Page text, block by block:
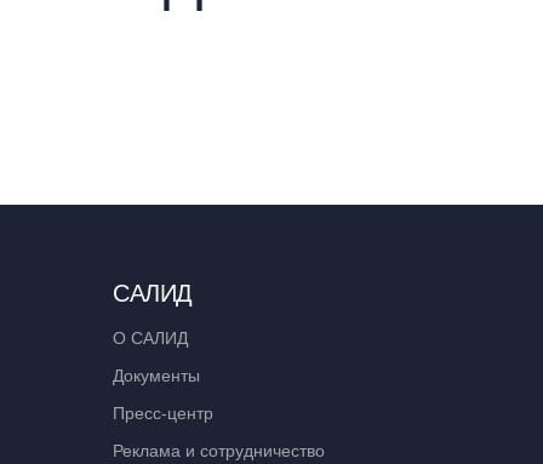
САЛИД
О САЛИД
Документы
Пресс-центр
Реклама и сотрудничество